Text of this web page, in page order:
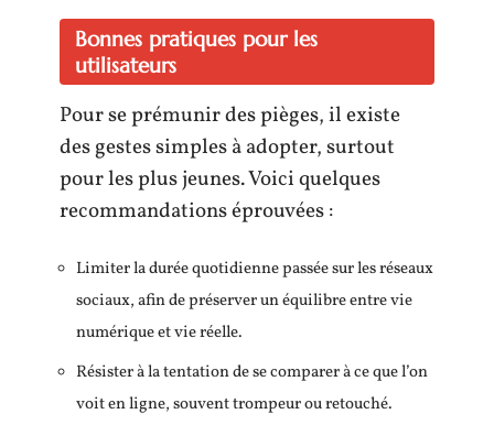
Bonnes pratiques pour les
utilisateurs
Pour se prémunir des pièges, il existe
des gestes simples à adopter, surtout
pour les plus jeunes. Voici quelques
recommandations éprouvées :
Limiter la durée quotidienne passée sur les réseaux
sociaux, afin de préserver un équilibre entre vie
numérique et vie réelle.
Résister à la tentation de se comparer à ce que l’on
voit en ligne, souvent trompeur ou retouché.